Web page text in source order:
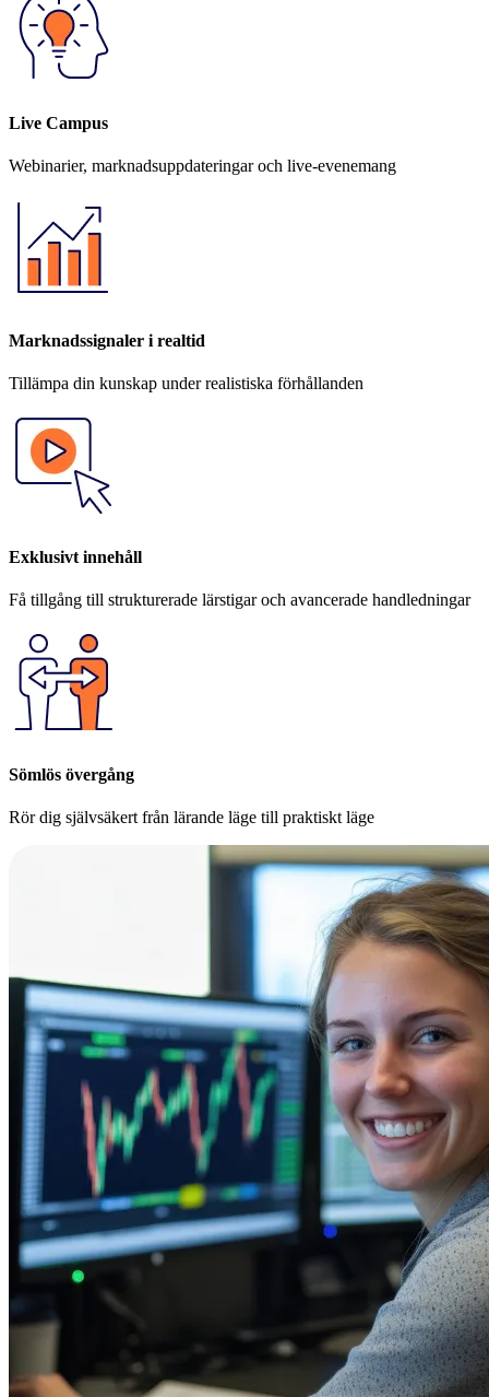
Live Campus
Webinarier, marknadsuppdateringar och live-evenemang
Marknadssignaler i realtid
Tillämpa din kunskap under realistiska förhållanden
Exklusivt innehåll
Få tillgång till strukturerade lärstigar och avancerade handledningar
Sömlös övergång
Rör dig självsäkert från lärande läge till praktiskt läge